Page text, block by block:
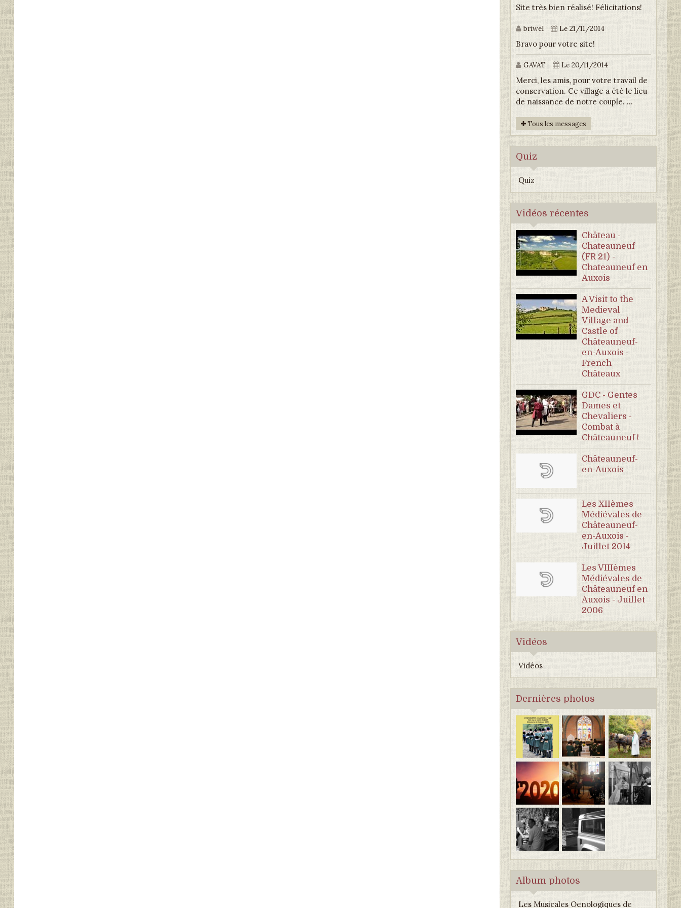
Site très bien réalisé! Félicitations!
briwel Le 21/11/2014
Bravo pour votre site!
GAVAT Le 20/11/2014
Merci, les amis, pour votre travail de
conservation. Ce village a été le lieu
de naissance de notre couple. ...
Tous les messages
Quiz
Quiz
Vidéos récentes
Château -
Chateauneuf
(FR 21) -
Chateauneuf en
Auxois
A Visit to the
Medieval
Village and
Castle of
Châteauneuf-
en-Auxois -
French
Châteaux
GDC - Gentes
Dames et
Chevaliers -
Combat à
Châteauneuf !
Châteauneuf-
en-Auxois
Les XIIèmes
Médiévales de
Châteauneuf-
en-Auxois -
Juillet 2014
Les VIIIèmes
Médiévales de
Châteauneuf en
Auxois - Juillet
2006
Vidéos
Vidéos
Dernières photos
Album photos
Les Musicales Oenologiques de